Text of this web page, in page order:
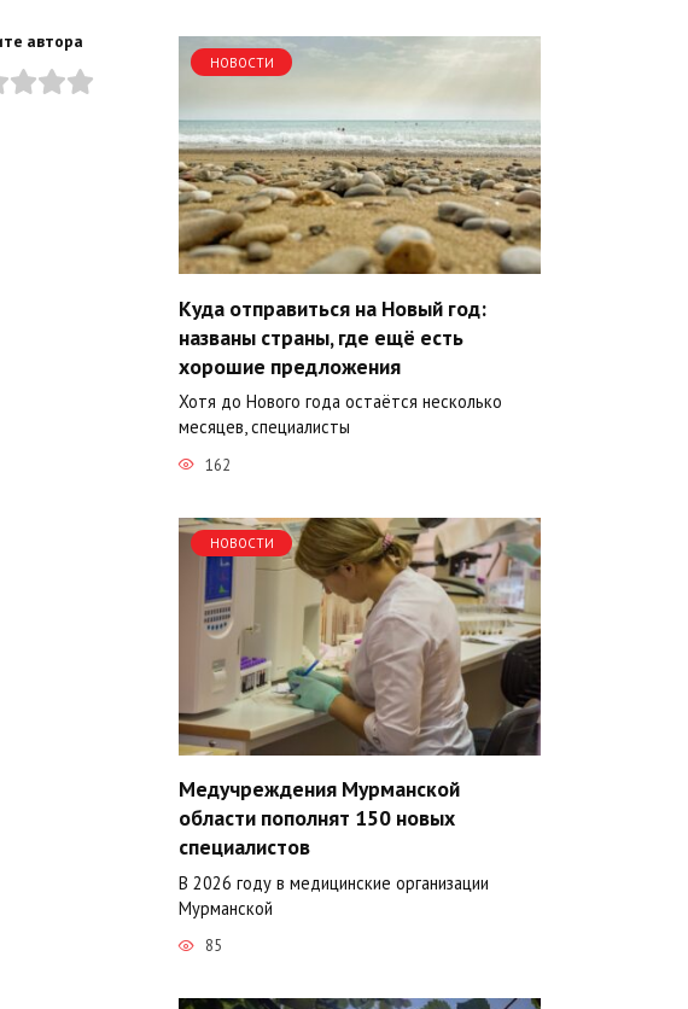
автора
НОВОСТИ
Куда отправиться на Новый год:
названы страны, где ещё есть
хорошие предложения
Хотя до Нового года остаётся несколько
месяцев, специалисты
162
НОВОСТИ
Медучреждения Мурманской
области пополнят 150 новых
специалистов
В 2026 году в медицинские организации
Мурманской
85